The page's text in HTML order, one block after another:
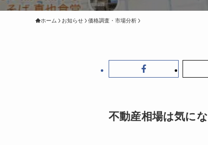
ホーム お知らせ 価格調査・市場分析
不動産相場は気に